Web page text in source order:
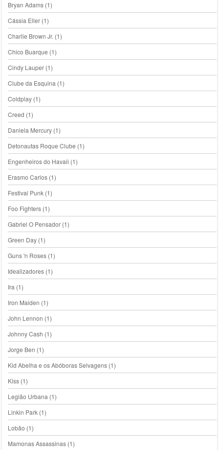
Bryan Adams(1)
Cássia Eller(1)
Charlie Brown Jr. (1)
Chico Buarque (1)
Cindy Lauper(1)
Clube da Esquina (1)
Coldplay(1)
Creed (1)
Daniela Mercury(1)
Detonautas Roque Clube (1)
Engenheiros do Havaii (1)
Erasmo Carlos(1)
Festival Punk(1)
Foo Fighters(1)
Gabriel O Pensador(1)
Green Day(1)
Guns 'n Roses(1)
Idealizadores(1)
Ira (1)
Iron Maiden (1)
John Lennon (1)
Johnny Cash (1)
Jorge Ben (1)
Kid Abelha e os Abóboras Selvagens(1)
Kiss(1)
Legião Urbana (1)
Linkin Park(1)
Lobão (1)
Mamonas Assassinas(1)